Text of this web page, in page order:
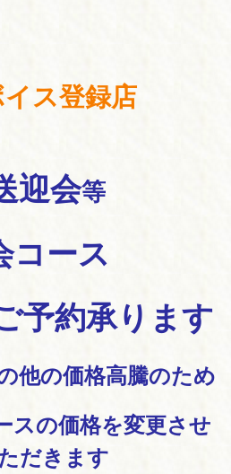
ス登録店
迎会等
コース
予約承ります
他の価格高騰のため
スの価格を変更させ
だきます